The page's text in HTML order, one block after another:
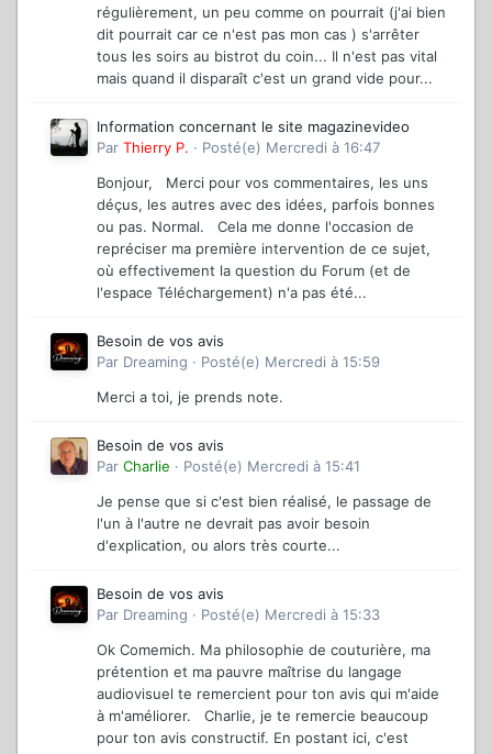
régulièrement, un peu comme on pourrait (j'ai bien
dit pourrait car ce n'est pas mon cas ) s'arrêter
tous les soirs au bistrot du coin... Il n'est pas vital
mais quand il disparaît c'est un grand vide pour...
Information concernant le site magazinevideo
Par Thierry P. · Posté(e) Mercredi à 16:47
Bonjour, Merci pour vos commentaires, les uns
déçus, les autres avec des idées, parfois bonnes
ou pas. Normal. Cela me donne l'occasion de
repréciser ma première intervention de ce sujet,
où effectivement la question du Forum (et de
l'espace Téléchargement) n'a pas été...
Besoin de vos avis
Par Dreaming · Posté(e) Mercredi à 15:59
Merci a toi, je prends note.
Besoin de vos avis
Par Charlie · Posté(e) Mercredi à 15:41
Je pense que si c'est bien réalisé, le passage de
l'un à l'autre ne devrait pas avoir besoin
d'explication, ou alors très courte...
Besoin de vos avis
Par Dreaming · Posté(e) Mercredi à 15:33
Ok Comemich. Ma philosophie de couturière, ma
prétention et ma pauvre maîtrise du langage
audiovisuel te remercient pour ton avis qui m'aide
à m'améliorer. Charlie, je te remercie beaucoup
pour ton avis constructif. En postant ici, c'est